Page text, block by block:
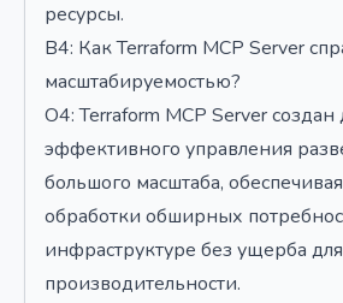
ресурсы.
В4: Как Terraform MCP Server
масштабируемостью?
О4: Terraform MCP Server создан
эффективного управления
большого масштаба,
обработки обширных
инфраструктуре без ущерба для
производительности.